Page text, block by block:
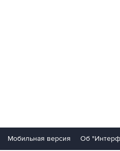
Мобильная версия Об